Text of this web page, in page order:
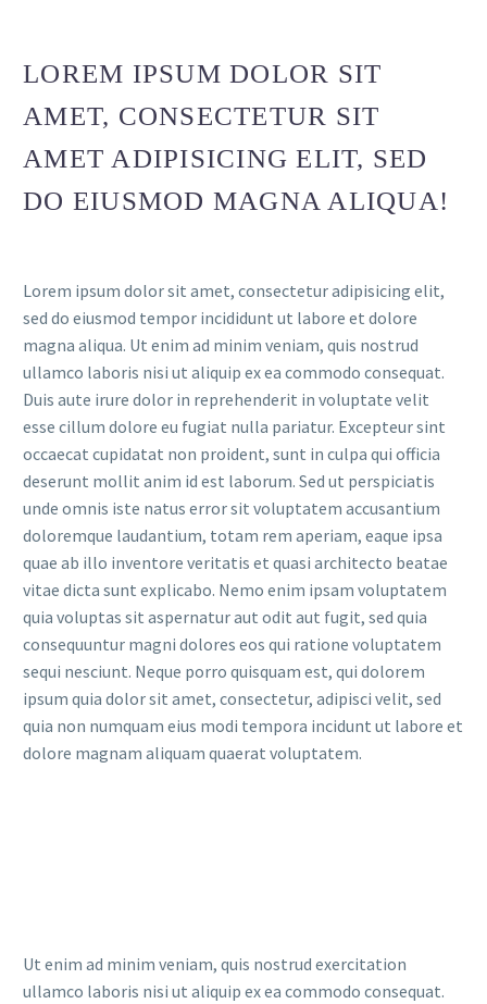
LOREM IPSUM DOLOR SIT
AMET, CONSECTETUR SIT
AMET ADIPISICING ELIT, SED
DO EIUSMOD MAGNA ALIQUA!
Lorem ipsum dolor sit amet, consectetur adipisicing elit,
sed do eiusmod tempor incididunt ut labore et dolore
magna aliqua. Ut enim ad minim veniam, quis nostrud
ullamco laboris nisi ut aliquip ex ea commodo consequat.
Duis aute irure dolor in reprehenderit in voluptate velit
esse cillum dolore eu fugiat nulla pariatur. Excepteur sint
occaecat cupidatat non proident, sunt in culpa qui officia
deserunt mollit anim id est laborum. Sed ut perspiciatis
unde omnis iste natus error sit voluptatem accusantium
doloremque laudantium, totam rem aperiam, eaque ipsa
quae ab illo inventore veritatis et quasi architecto beatae
vitae dicta sunt explicabo. Nemo enim ipsam voluptatem
quia voluptas sit aspernatur aut odit aut fugit, sed quia
consequuntur magni dolores eos qui ratione voluptatem
sequi nesciunt. Neque porro quisquam est, qui dolorem
ipsum quia dolor sit amet, consectetur, adipisci velit, sed
quia non numquam eius modi tempora incidunt ut labore et
dolore magnam aliquam quaerat voluptatem.
Ut enim ad minim veniam, quis nostrud exercitation
ullamco laboris nisi ut aliquip ex ea commodo consequat.